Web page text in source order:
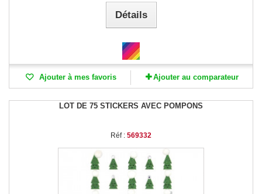
Détails
Ajouter à mes favoris Ajouter au comparateur
LOT DE 75 STICKERS AVEC POMPONS
Réf : 569332